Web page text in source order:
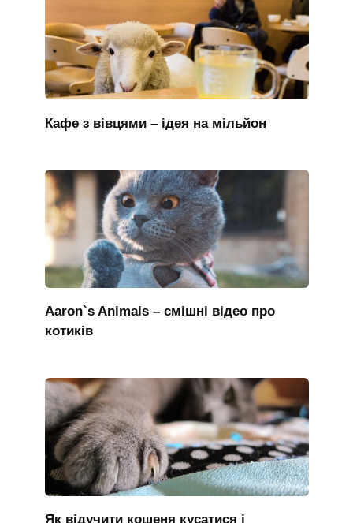
Кафе з вівцями – ідея на мільйон
Aaron`s Animals – смішні відео про
котиків
Як відучити кошеня кусатися і